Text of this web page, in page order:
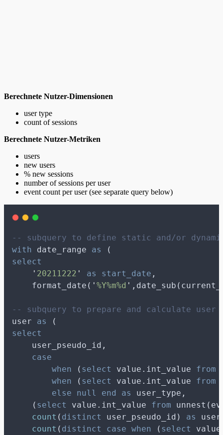
Berechnete Nutzer-Dimensionen
user type
count of sessions
Berechnete Nutzer-Metriken
users
new users
% new sessions
number of sessions per user
event count per user (see separate query below)
-- subquery to define static and/or
with date_range as
(
select
' 20211222 ' as start_date ,
    format_date(
' %Y%m%d '
-- subquery to prepare and calculate user
user as
(
select
    user_pseudo_id,
case
when ( select value.int_value from
when ( select value.int_value from
else
null end as
user_type,
    (
select value.int_value from
count ( distinct user_pseudo_id) as
count ( distinct case when ( select